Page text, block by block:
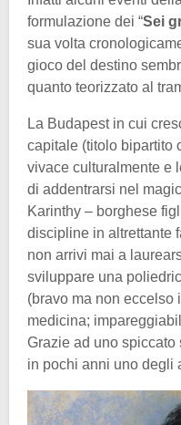
formulazione dei “Sei
sua volta
gioco del destino
quanto teorizzato al
La Budapest in cui
capitale (titolo bipartito
vivace culturalmente e
di addentrarsi nel
Karinthy – borghese
discipline in altrettante
non arrivi mai a
sviluppare una
(bravo ma non eccelso
medicina;
Grazie ad uno spiccato
in pochi anni uno degli